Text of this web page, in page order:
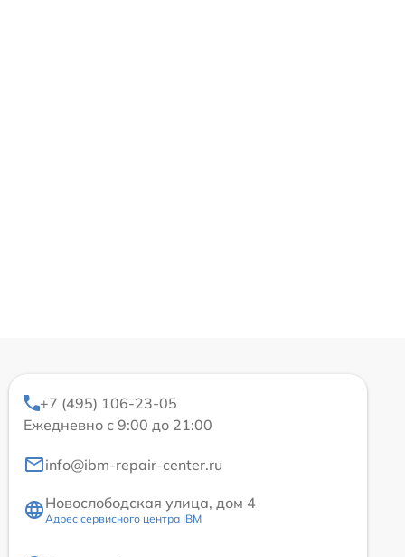
+7 (495) 106-23-05
Ежедневно с 9:00 до 21:00
info@ibm-repair-center.ru
Новослободская улица, дом 4
Адрес сервисного центра IBM